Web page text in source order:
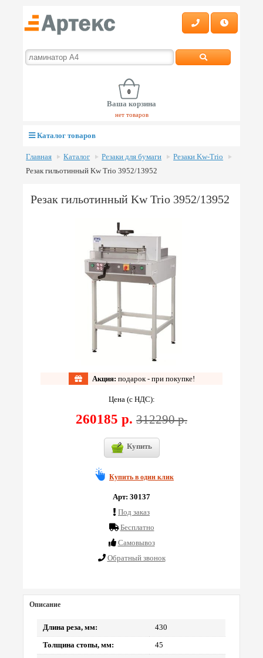
0
Ваша корзина
нет товаров
Каталог товаров
Главная Каталог Резаки для бумаги
Резаки Kw-Trio
Резак гильотинный Kw Trio 3952/13952
Резак гильотинный Kw Trio 3952/13952
Акция: подарок - при покупке!
Цена (с НДС):
260185 р. 312290 р.
Купить
Купить в один клик
Арт: 30137
Под заказ
Бесплатно
Cамовывоз
Обратный звонок
Описание
Длина реза, мм: 430
Толщина стопы, мм: 45